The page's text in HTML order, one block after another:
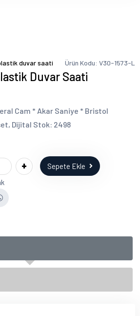
duvar saati Ürün Kodu: V30-1573-L
Duvar Saati
Cam * Akar Saniye * Bristol
Dijital Stok: 2498
+ Sepete Ekle